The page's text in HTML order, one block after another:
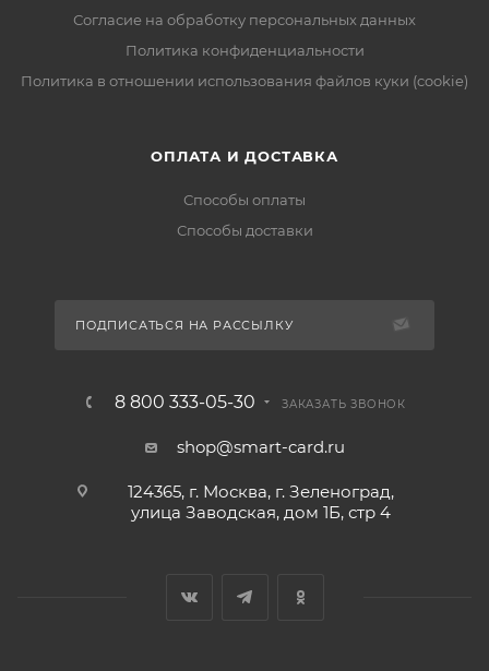
Согласие на обработку персональных данных
Политика конфиденциальности
Политика в отношении использования файлов куки (cookie)
ОПЛАТА И ДОСТАВКА
Способы оплаты
Способы доставки
ПОДПИСАТЬСЯ НА РАССЫЛКУ
8 800 333-05-30 ЗАКАЗАТЬ ЗВОНОК
shop@smart-card.ru
124365, г. Москва, г. Зеленоград,
улица Заводская, дом 1Б, стр 4